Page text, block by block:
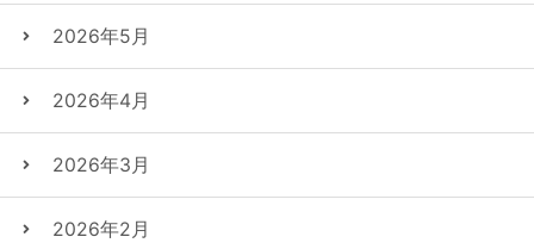
2026年5月
2026年4月
2026年3月
2026年2月